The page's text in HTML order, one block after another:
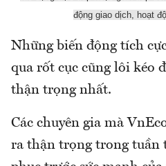
động giao dịch, hoạt
Những biến động tích
qua rốt cục cũng lôi kéo
thận trọng nhất.
Các chuyên gia mà
ra thận trọng trong tuần